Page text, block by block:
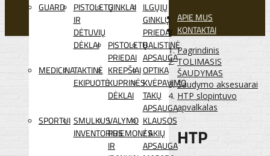
GUARD
PISTOLETŲ
IR
DĖTUVIŲ
DĖKLAI
GINKLAI ILGŲJŲ
GINKLŲ
PRIEDAI
PISTOLETŲ
PRIEDAI
BALISTINĖ
APSAUGA
MEDICINATAKTINĖ
EKIPUOTĖ
KREPŠIAI
KUPRINĖS
DĖKLAI
OPTIKA
KVĖPAVIMO
TAKŲ
APSAUGA
SPORTUI SMULKUS
INVENTORIUS
VALYMO
PRIEMONĖS
IR
KLAUSOS
/ AKIŲ
APSAUGA
APIE MUS
KONTAKTAI
Pagrindinis
TOLIMASIS
ŠAUDYMAS
Šaudymo aksesuarai
HTP slopintuvo
apvalkalas
HTP